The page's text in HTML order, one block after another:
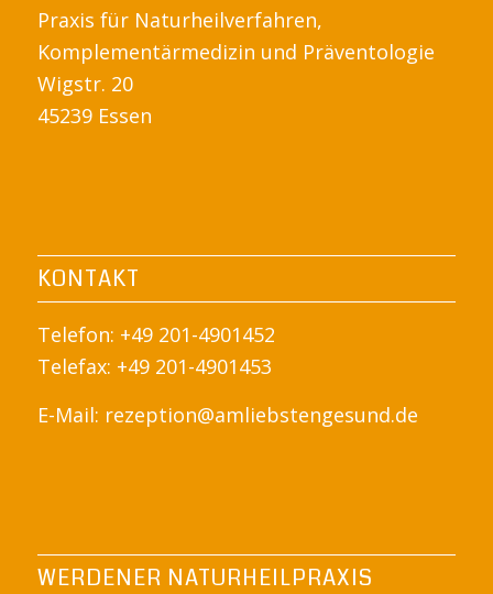
Praxis für Naturheilverfahren,
Komplementärmedizin und Präventologie
Wigstr. 20
45239 Essen
KONTAKT
Telefon: +49 201-4901452
Telefax: +49 201-4901453
E-Mail: rezeption@amliebstengesund.de
WERDENER NATURHEILPRAXIS